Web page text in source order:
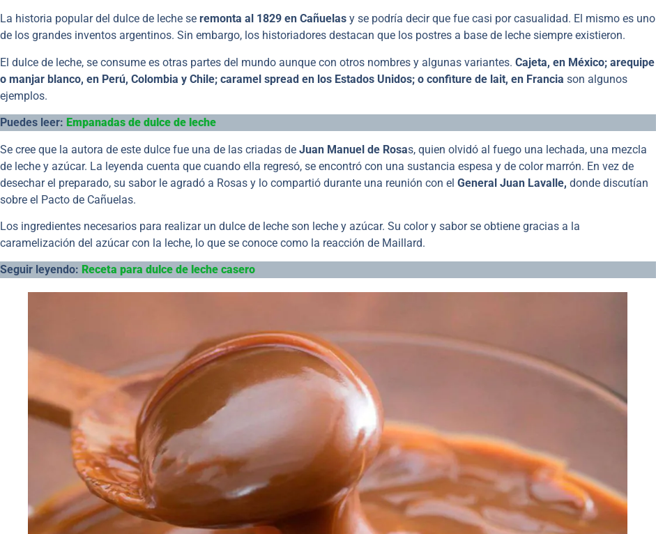
La historia popular del dulce de leche se remonta al 1829 en Cañuelas y se podría decir que fue casi por casualidad. El mismo es uno
de los grandes inventos argentinos. Sin embargo, los historiadores destacan que los postres a base de leche siempre existieron.
El dulce de leche, se consume es otras partes del mundo aunque con otros nombres y algunas variantes. Cajeta, en México; arequipe
o manjar blanco, en Perú, Colombia y Chile; caramel spread en los Estados Unidos; o confiture de lait, en Francia son algunos
ejemplos.
Puedes leer: Empanadas de dulce de leche
Se cree que la autora de este dulce fue una de las criadas de Juan Manuel de Rosas, quien olvidó al fuego una lechada, una mezcla
de leche y azúcar. La leyenda cuenta que cuando ella regresó, se encontró con una sustancia espesa y de color marrón. En vez de
desechar el preparado, su sabor le agradó a Rosas y lo compartió durante una reunión con el General Juan Lavalle, donde discutían
sobre el Pacto de Cañuelas.
Los ingredientes necesarios para realizar un dulce de leche son leche y azúcar. Su color y sabor se obtiene gracias a la
caramelización del azúcar con la leche, lo que se conoce como la reacción de Maillard.
Seguir leyendo: Receta para dulce de leche casero